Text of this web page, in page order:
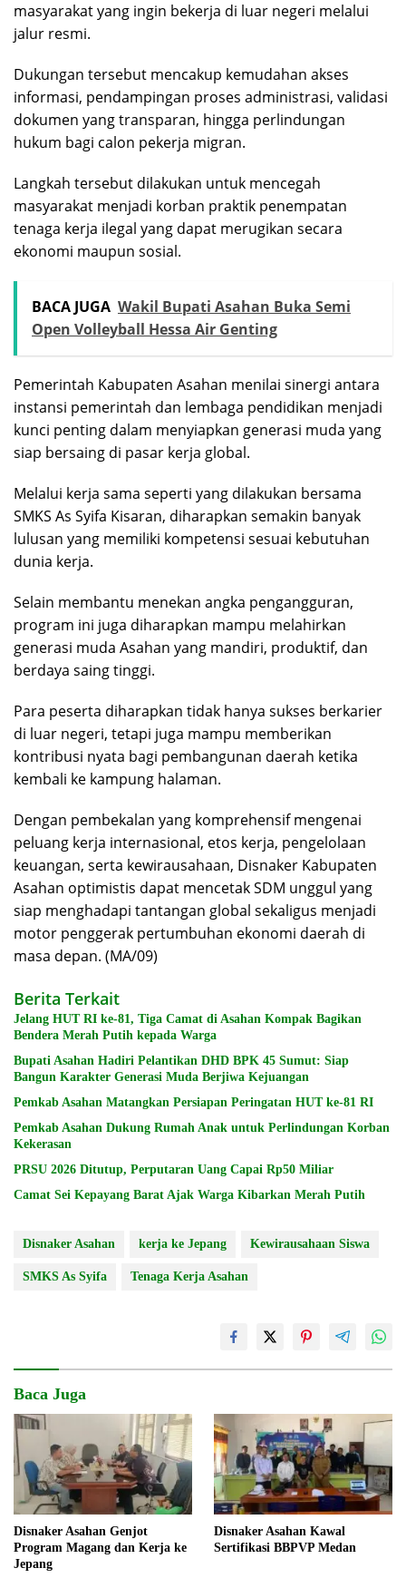
masyarakat yang ingin bekerja di luar negeri melalui
jalur resmi.
Dukungan tersebut mencakup kemudahan akses
informasi, pendampingan proses administrasi, validasi
dokumen yang transparan, hingga perlindungan
hukum bagi calon pekerja migran.
Langkah tersebut dilakukan untuk mencegah
masyarakat menjadi korban praktik penempatan
tenaga kerja ilegal yang dapat merugikan secara
ekonomi maupun sosial.
BACA JUGA Wakil Bupati Asahan Buka Semi
Open Volleyball Hessa Air Genting
Pemerintah Kabupaten Asahan menilai sinergi antara
instansi pemerintah dan lembaga pendidikan menjadi
kunci penting dalam menyiapkan generasi muda yang
siap bersaing di pasar kerja global.
Melalui kerja sama seperti yang dilakukan bersama
SMKS As Syifa Kisaran, diharapkan semakin banyak
lulusan yang memiliki kompetensi sesuai kebutuhan
dunia kerja.
Selain membantu menekan angka pengangguran,
program ini juga diharapkan mampu melahirkan
generasi muda Asahan yang mandiri, produktif, dan
berdaya saing tinggi.
Para peserta diharapkan tidak hanya sukses berkarier
di luar negeri, tetapi juga mampu memberikan
kontribusi nyata bagi pembangunan daerah ketika
kembali ke kampung halaman.
Dengan pembekalan yang komprehensif mengenai
peluang kerja internasional, etos kerja, pengelolaan
keuangan, serta kewirausahaan, Disnaker Kabupaten
Asahan optimistis dapat mencetak SDM unggul yang
siap menghadapi tantangan global sekaligus menjadi
motor penggerak pertumbuhan ekonomi daerah di
masa depan. (MA/09)
Berita Terkait
Jelang HUT RI ke-81, Tiga Camat di Asahan Kompak Bagikan
Bendera Merah Putih kepada Warga
Bupati Asahan Hadiri Pelantikan DHD BPK 45 Sumut: Siap
Bangun Karakter Generasi Muda Berjiwa Kejuangan
Pemkab Asahan Matangkan Persiapan Peringatan HUT ke-81 RI
Pemkab Asahan Dukung Rumah Anak untuk Perlindungan Korban
Kekerasan
PRSU 2026 Ditutup, Perputaran Uang Capai Rp50 Miliar
Camat Sei Kepayang Barat Ajak Warga Kibarkan Merah Putih
Disnaker Asahan kerja ke Jepang Kewirausahaan Siswa
SMKS As Syifa Tenaga Kerja Asahan
Baca Juga
Disnaker Asahan Genjot
Program Magang dan Kerja ke
Jepang
Disnaker Asahan Kawal
Sertifikasi BBPVP Medan